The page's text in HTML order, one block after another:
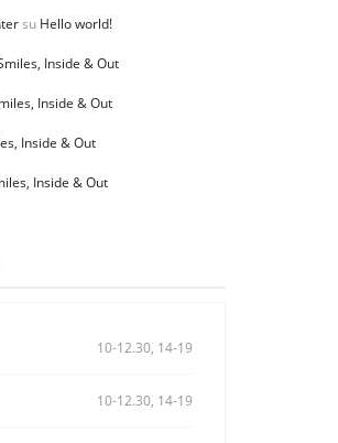
su Hello world!
Inside & Out
Inside & Out
Inside & Out
Inside & Out
10-12.30, 14-19
10-12.30, 14-19